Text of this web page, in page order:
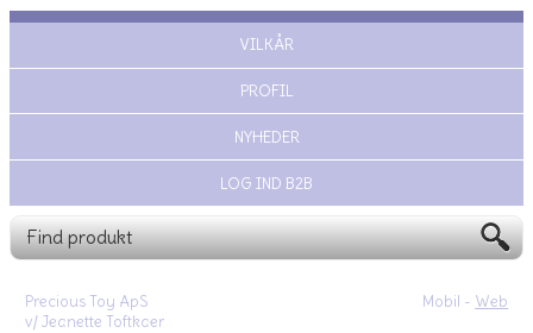
VILKÅR
PROFIL
NYHEDER
LOG IND B2B
Mobil - Web
Precious Toy ApS
v/ Jeanette Toftkaer